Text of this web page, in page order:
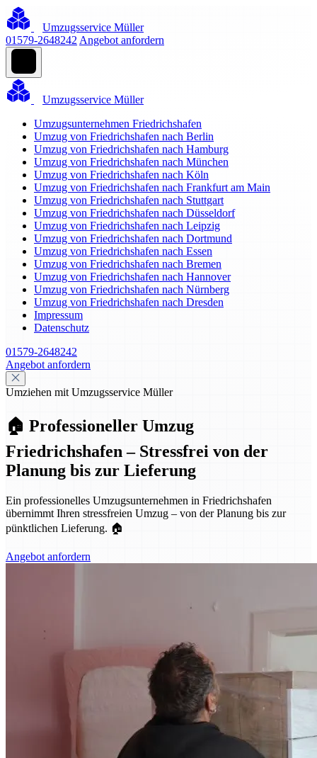
Umzugsservice Müller
01579-2648242 Angebot anfordern
Umzugsservice Müller
Umzugsunternehmen Friedrichshafen
Umzug von Friedrichshafen nach Berlin
Umzug von Friedrichshafen nach Hamburg
Umzug von Friedrichshafen nach München
Umzug von Friedrichshafen nach Köln
Umzug von Friedrichshafen nach Frankfurt am Main
Umzug von Friedrichshafen nach Stuttgart
Umzug von Friedrichshafen nach Düsseldorf
Umzug von Friedrichshafen nach Leipzig
Umzug von Friedrichshafen nach Dortmund
Umzug von Friedrichshafen nach Essen
Umzug von Friedrichshafen nach Bremen
Umzug von Friedrichshafen nach Hannover
Umzug von Friedrichshafen nach Nürnberg
Umzug von Friedrichshafen nach Dresden
Impressum
Datenschutz
01579-2648242
Angebot anfordern
Umziehen mit Umzugsservice Müller
🏠 Professioneller Umzug
Friedrichshafen – Stressfrei von der
Planung bis zur Lieferung
Ein professionelles Umzugsunternehmen in Friedrichshafen
übernimmt Ihren stressfreien Umzug – von der Planung bis zur
pünktlichen Lieferung. 🏠
Angebot anfordern